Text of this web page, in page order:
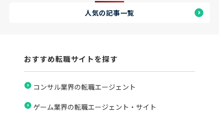
人気の記事一覧
おすすめ転職サイトを探す
コンサル業界の転職エージェント
ゲーム業界の転職エージェント・サイト